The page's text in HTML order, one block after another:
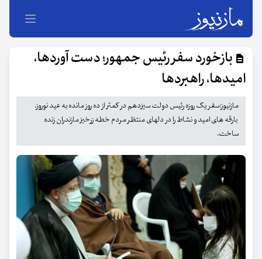
بازخورد سفر رئیس جمهور؛ دست آوردها،
امیدها، راهبردها
مازنیوز:سفر یک روزه رئیس دولت سیزدهم در کمتر از ده روز مانده به عید نوروز،
بارقه های امید و نشاط را در دلهای منتظر مردم خطه زرخیز مازندران زنده
ساخت.